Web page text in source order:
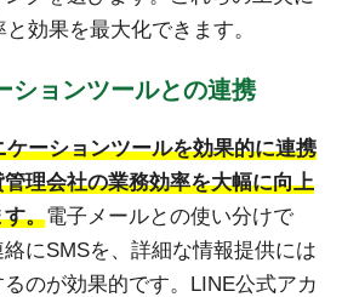
効果を最大化できます。
ションツールとの連携
ーションツールを効果的に連携
理会社の業務効率を大幅に向上
。電子メールとの使い分けで
にSMSを、詳細な情報提供には
のが効果的です。LINE公式アカ